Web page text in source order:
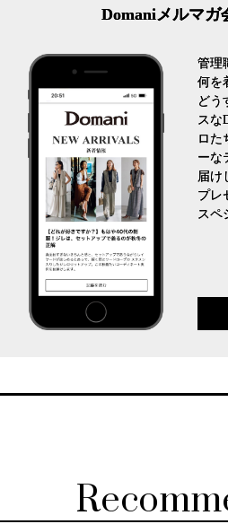
Domaniメルマガ
管理
何を
どう
スな
ロた
ーな
届け
プレ
スペ